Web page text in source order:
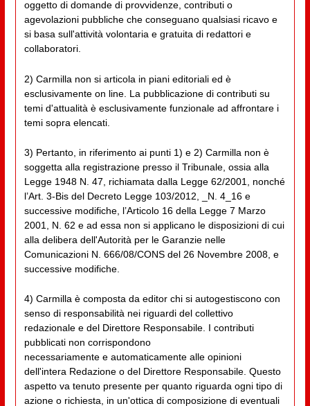
oggetto di domande di provvidenze, contributi o
agevolazioni pubbliche che conseguano qualsiasi ricavo e
si basa sull'attività volontaria e gratuita di redattori e
collaboratori.
2) Carmilla non si articola in piani editoriali ed è
esclusivamente on line. La pubblicazione di contributi su
temi d'attualità è esclusivamente funzionale ad affrontare i
temi sopra elencati.
3) Pertanto, in riferimento ai punti 1) e 2) Carmilla non è
soggetta alla registrazione presso il Tribunale, ossia alla
Legge 1948 N. 47, richiamata dalla Legge 62/2001, nonché
l’Art. 3-Bis del Decreto Legge 103/2012, _N. 4_16 e
successive modifiche, l’Articolo 16 della Legge 7 Marzo
2001, N. 62 e ad essa non si applicano le disposizioni di cui
alla delibera dell'Autorità per le Garanzie nelle
Comunicazioni N. 666/08/CONS del 26 Novembre 2008, e
successive modifiche.
4) Carmilla è composta da editor chi si autogestiscono con
senso di responsabilità nei riguardi del collettivo
redazionale e del Direttore Responsabile. I contributi
pubblicati non corrispondono
necessariamente e automaticamente alle opinioni
dell'intera Redazione o del Direttore Responsabile. Questo
aspetto va tenuto presente per quanto riguarda ogni tipo di
azione o richiesta, in un'ottica di composizione di eventuali